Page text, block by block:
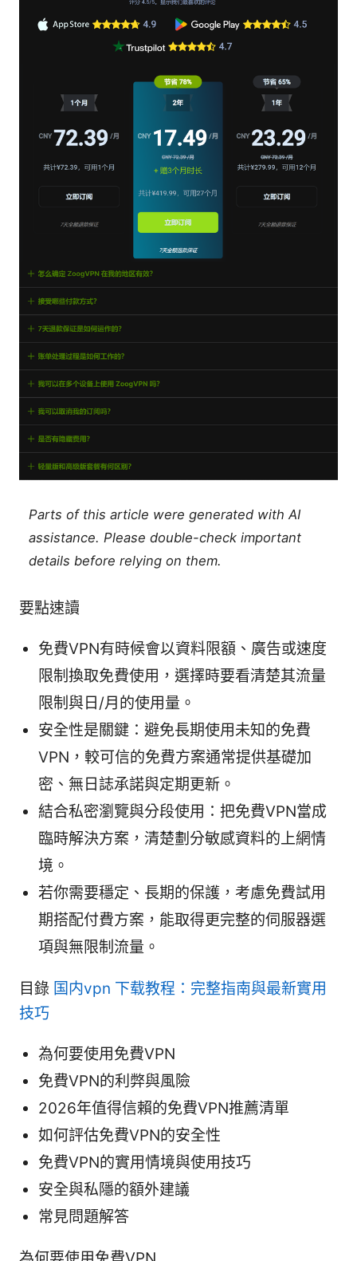
Parts of this article were generated with AI
assistance. Please double-check important
details before relying on them.
要點速讀
免費VPN有時候會以資料限額、廣告或速度
限制換取免費使用，選擇時要看清楚其流量
限制與日/月的使用量。
安全性是關鍵：避免長期使用未知的免費
VPN，較可信的免費方案通常提供基礎加
密、無日誌承諾與定期更新。
結合私密瀏覽與分段使用：把免費VPN當成
臨時解決方案，清楚劃分敏感資料的上網情
境。
若你需要穩定、長期的保護，考慮免費試用
期搭配付費方案，能取得更完整的伺服器選
項與無限制流量。
目錄 国内vpn 下载教程：完整指南與最新實用
技巧
為何要使用免費VPN
免費VPN的利弊與風險
2026年值得信賴的免費VPN推薦清單
如何評估免費VPN的安全性
免費VPN的實用情境與使用技巧
安全與私隱的額外建議
常見問題解答